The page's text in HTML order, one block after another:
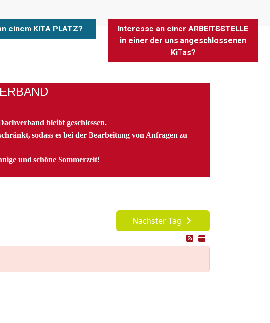
einem KITA PLATZ?
Interesse an einer ARBEITSSTELLE
in einer der uns angeschlossenen
KiTas?
bleibt geschlossen.
sodass es bei der Bearbeitung von Anfragen zu
und schöne Sommerzeit!
Nächster Tag